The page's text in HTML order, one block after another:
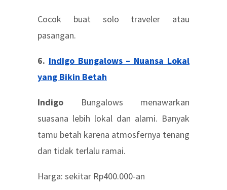
Cocok buat solo traveler atau
pasangan.
6. Indigo Bungalows – Nuansa Lokal
yang Bikin Betah
Indigo
Bungalows menawarkan
suasana lebih lokal dan alami. Banyak
tamu betah karena atmosfernya tenang
dan tidak terlalu ramai.
Harga: sekitar Rp400.000-an